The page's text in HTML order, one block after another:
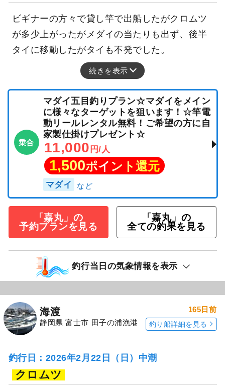
ビギナーの方々で貸し竿で出船したがクロムツ
が多少上がったがメダイの当たりも出ず、後半
タイに移動したがタイも不発でした。
続きを表示
乗合
マダイ五目釣りプラン☆マダイをメイン
に様々なターゲットを狙います！☆竿電
動リールレンタル無料！ご希望の方に自
家製仕掛けプレゼント☆
11,000 円/人
1,500ポイント還元
マダイ
「嘉丸」の
予約プランを見る
「嘉丸」の
全ての釣果を見る
釣行当日の気象情報を表示
海渡
静岡県 富士市 田子の浦漁港
165日前
釣り船詳細を見る
釣行日：2026年2月22日（日）中潮
クロムツ